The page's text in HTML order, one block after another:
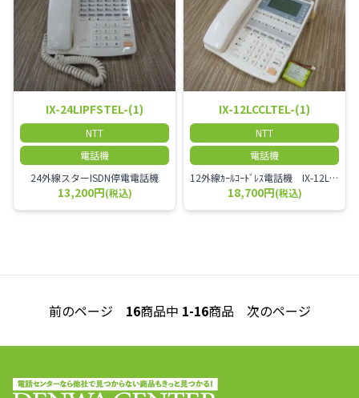
IX-24LIPFSTEL-(1)
NTT
電話機
24外線スターISDN停電電話機
13,200円(税込)
IX-12LCCLTEL-(1)
NTT
電話機
12外線ｶｰﾙｺｰﾄﾞﾚｽ電話機 IX-12LCCLTEL-(1)
18,700円(税込)
前のページ 16商品中 1-16商品 次のページ